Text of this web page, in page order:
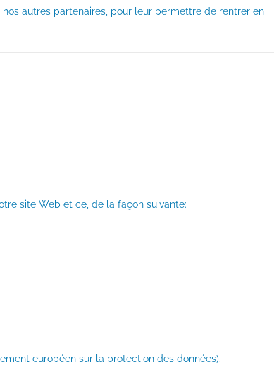
autres partenaires, pour leur permettre de rentrer en
site Web et ce, de la façon suivante:
européen sur la protection des données).